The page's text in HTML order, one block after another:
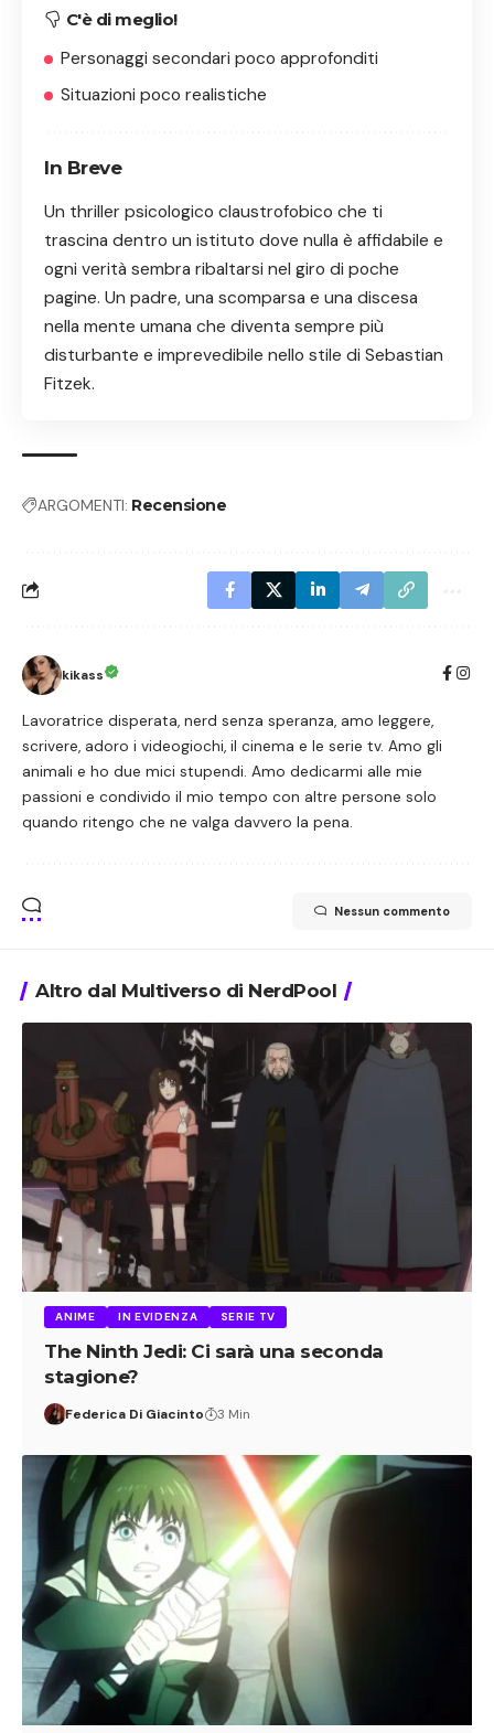
C'è di meglio!
Personaggi secondari poco approfonditi
Situazioni poco realistiche
In Breve
Un thriller psicologico claustrofobico che ti
trascina dentro un istituto dove nulla è affidabile e
ogni verità sembra ribaltarsi nel giro di poche
pagine. Un padre, una scomparsa e una discesa
nella mente umana che diventa sempre più
disturbante e imprevedibile nello stile di Sebastian
Fitzek.
ARGOMENTI: Recensione
kikass
Lavoratrice disperata, nerd senza speranza, amo leggere,
scrivere, adoro i videogiochi, il cinema e le serie tv. Amo gli
animali e ho due mici stupendi. Amo dedicarmi alle mie
passioni e condivido il mio tempo con altre persone solo
quando ritengo che ne valga davvero la pena.
Nessun commento
Altro dal Multiverso di NerdPool
ANIME IN EVIDENZA SERIE TV
The Ninth Jedi: Ci sarà una seconda
stagione?
Federica Di Giacinto 3 Min